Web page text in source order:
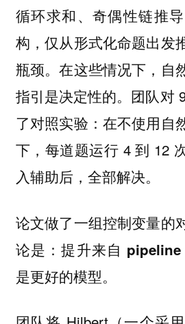
循环求和、奇偶性链推
构，仅从形式化命题出发
瓶颈。在这些情况下，自
指引是决定性的。团队对
了对照实验：在不使用自
下，每道题运行 4 到 12
入辅助后，全部解决。
论文做了一组控制变量的
论是：提升来自 pipeline
是更好的模型。